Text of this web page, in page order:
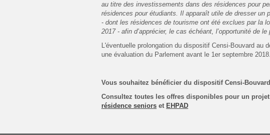
au titre des investissements dans des résidences pour
résidences pour étudiants. Il apparaît utile de dresser un
- dont les résidences de tourisme ont été exclues par la
2017 - afin d’apprécier, le cas échéant, l’opportunité de
L'éventuelle prolongation du dispositif Censi-Bouvard au
une évaluation du Parlement avant le 1er septembre 2018.
Vous souhaitez bénéficier du dispositif Censi-
Consultez toutes les offres disponibles pour un
résidence seniors et EHPAD